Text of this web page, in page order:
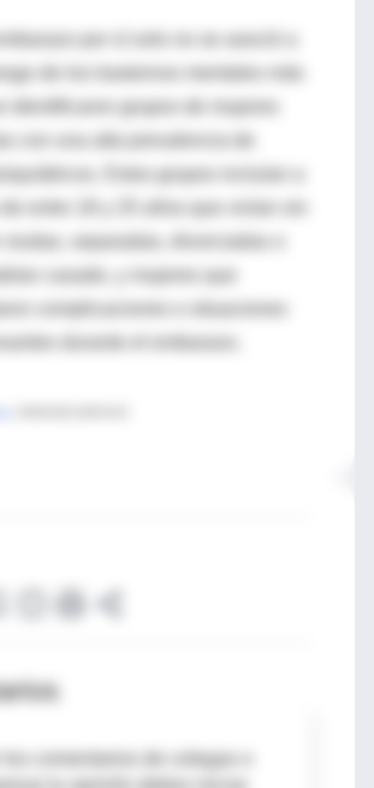
por sí solo no se asoció a
de los trastornos mentales más
identificaron grupos de mujeres
Estos grupos incluían a
los comentarios de colegas o